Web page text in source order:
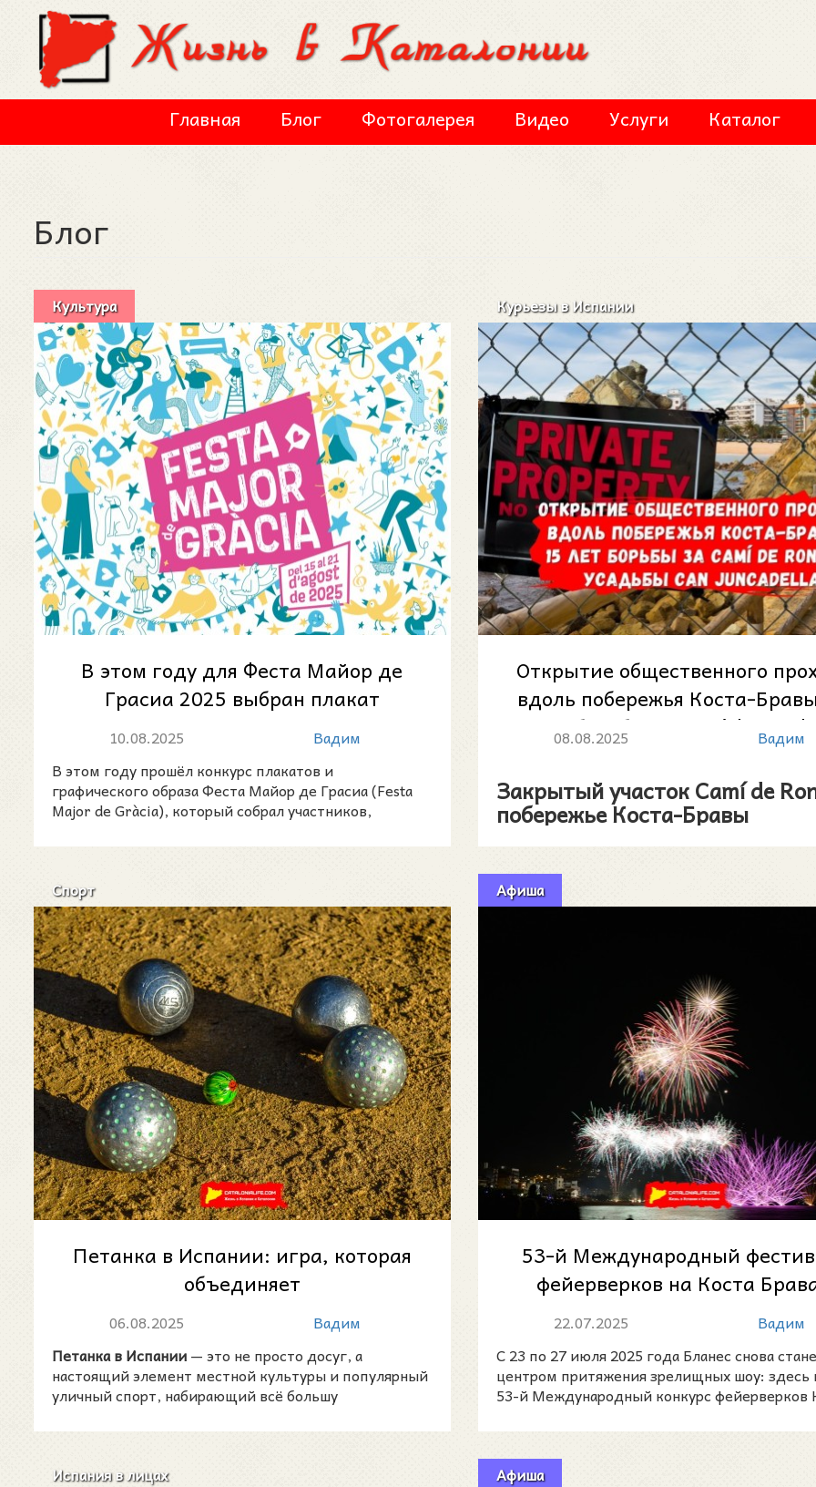
Перейти к основному содержанию
Главная Блог Фотогалерея Видео Услуги Каталог
Блог
Культура
В этом году для Феста Майор де
Грасиа 2025 выбран плакат
Мануэлы Серрат Креуэт
10.08.2025
Вадим
В этом году прошёл конкурс плакатов и
графического образа Феста Майор де Грасиа (Festa
Major de Gràcia), который собрал участников,
Курьезы в Испании
Открытие общественного
вдоль побережья Коста-
лет борьбы за Camí de
08.08.2025 Вадим
Закрытый участок Camí de
побережье Коста-Бравы
Спорт
Петанка в Испании: игра, которая
объединяет
06.08.2025
Вадим
Петанка в Испании— это не просто досуг, а
настоящий элемент местной культуры и популярный
уличный спорт, набирающий всё большу
Афиша
53-й Международный
фейерверков на Коста
22.07.2025
Вадим
С 23 по 27 июля 2025 года Бланес снова
центром притяжения зрелищных шоу: здесь
53-й Международный конкурс фейерверков
Испания в лицах Афиша